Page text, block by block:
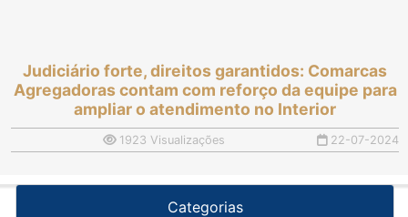
Judiciário forte, direitos garantidos: Comarcas
Agregadoras contam com reforço da equipe para
ampliar o atendimento no Interior
1923 Visualizações 22-07-2024
Categorias